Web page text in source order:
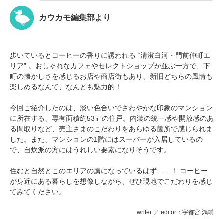
カウカモ編集部より
歩いているとコーヒーの香りに誘われる “清澄白河・門前仲町エ
リア” 。おしゃれなカフェやセレクトショップが並ぶ一方で、下
町の懐かしさを感じるお店や商店街もあり、新旧どちらの風情も
楽しめるなんて、なんとも魅力的！
今回ご紹介したのは、淡い色合いでさわやかな印象のマンション
に所在する、専有面積約53㎡の住戸。内装の統一感や開放感のあ
る間取りなど、売主さまのこだわりをあらゆる箇所で感じられま
した。また、マンションの1階にはスーパーが入居しているの
で、自炊派の方にはうれしい要素になりそうです。
住むと自然とこのエリアの虜になっているはず……！ コーヒー
が身近にある暮らしを想像しながら、ぜひ現地でこだわりを感じ
てみてください。
writer ／ editor：宇都宮 鴻輔